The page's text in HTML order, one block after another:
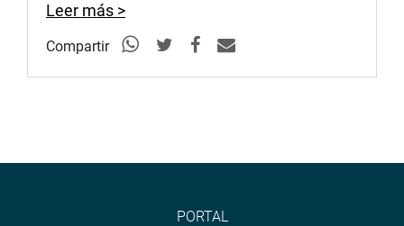
Leer más >
Compartir
PORTAL